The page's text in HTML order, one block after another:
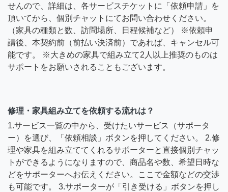
せんので、詳細は、各サービスチケットに「依頼申請」を
頂いてから、個別チャットにてお問い合わせください。
（家具の種類と数、訪問場所、日程候補など） ※依頼申
請後、本契約前（前払い決済前）であれば、キャンセル可
能です。 ※大きめの家具で組み立て2人以上推奨のものは
サポートをお願いされることもございます。
修理・家具組み立てを依頼する流れは？
1.サービス一覧の中から、受けたいサービス（サポータ
ー）を選び、「依頼相談」ボタンを押してください。 2.修
理や家具を組み立ててくれるサポーターと直接個別チャッ
トができるようになりますので、商品名や数、希望日時な
どをサポーターへお伝えください。ここで金額などの交渉
も可能です。 3.サポーターが「引き受ける」ボタンを押し